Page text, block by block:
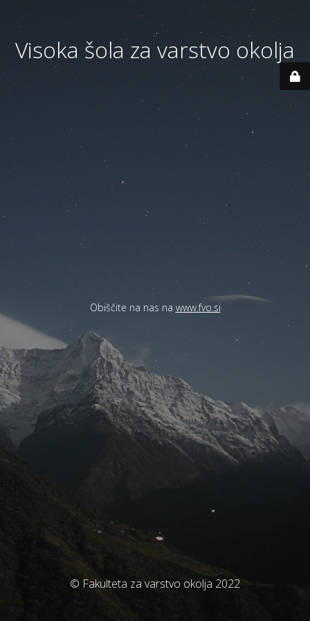
Visoka šola za varstvo okolja
Obiščite na nas na www.fvo.si
© Fakulteta za varstvo okolja 2022